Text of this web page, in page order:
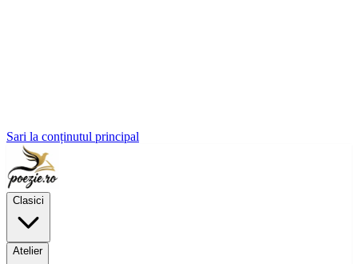
Sari la conținutul principal
Clasici
Atelier